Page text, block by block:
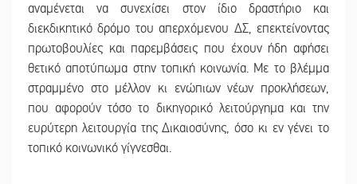
αναμένεται να συνεχίσει στον ίδιο δραστήριο και
διεκδικητικό δρόμο του απερχόμενου ΔΣ, επεκτείνοντας
πρωτοβουλίες και παρεμβάσεις που έχουν ήδη αφήσει
θετικό αποτύπωμα στην τοπική κοινωνία. Με το βλέμμα
στραμμένο στο μέλλον κι ενώπιων νέων προκλήσεων,
που αφορούν τόσο το δικηγορικό λειτούργημα και την
ευρύτερη λειτουργία της Δικαιοσύνης, όσο κι εν γένει το
τοπικό κοινωνικό γίγνεσθαι.